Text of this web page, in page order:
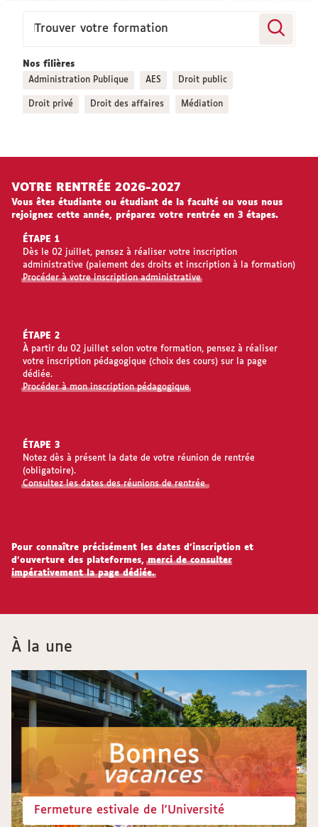
Trouver votre formation
Nos filières
Administration Publique
AES Droit public
Droit privé Droit des affaires Médiation
VOTRE RENTRÉE 2026-2027
Vous êtes étudiante ou étudiant de la faculté ou vous nous
rejoignez cette année, préparez votre rentrée en 3 étapes.
ÉTAPE 1
Dès le 02 juillet, pensez à réaliser votre inscription
administrative (paiement des droits et inscription à la formation)
Procéder à votre inscription administrative
ÉTAPE 2
À partir du 02 juillet selon votre formation, pensez à réaliser
votre inscription pédagogique (choix des cours) sur la page
dédiée.
Procéder à mon inscription pédagogique
ÉTAPE 3
Notez dès à présent la date de votre réunion de rentrée
(obligatoire).
Consultez les dates des réunions de rentrée
Pour connaître précisément les dates d’inscription et
d’ouverture des plateformes,merci de consulter
impérativement la page dédiée.
À la une
Fermeture estivale de l'Université